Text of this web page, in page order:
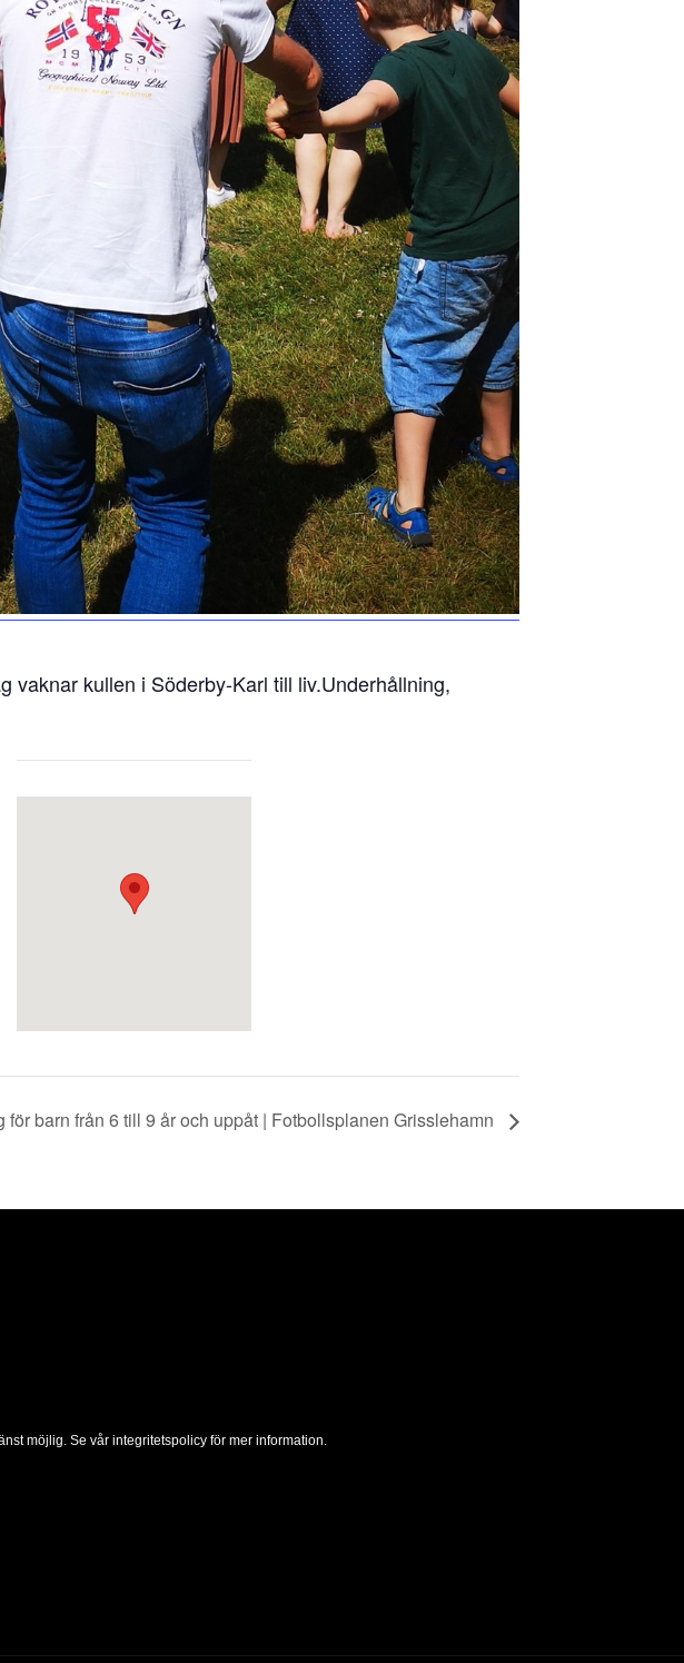
vaknar kullen i Söderby-Karl till liv.Underhållning,
för barn från 6 till 9 år och uppåt | Fotbollsplanen Grisslehamn
möjlig. Se vår integritetspolicy för mer information.